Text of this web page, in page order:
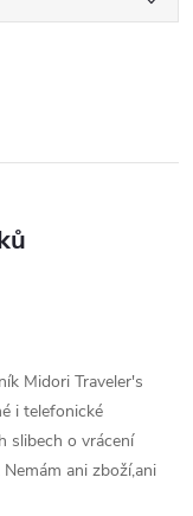
Midori Traveler's
i telefonické
slibech o vrácení
ani zboží,ani